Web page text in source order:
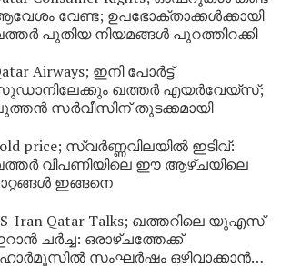
വേണ്ട; ഉപഭോക്താക്കൾക്കായി
പുതിയ നിയമങ്ങൾ പുറത്തിറക്കി
Airways; ഇനി പോർട്ട്
ഖത്തർ എയർവേയ്‌സ്;
സർവീസിന് തുടക്കമായി
price; സ്വർണ്ണവിലയിൽ ഇടിവ്:
വിപണിയിലെ ഈ ആഴ്ചയിലെ
ഇങ്ങനെ
Iran Qatar Talks; ഖത്തറിലെ യുഎസ്-
ചർച്ച: ഒരാഴ്ചത്തേക്ക്
സംഘർഷം ഒഴിവാക്കാൻ